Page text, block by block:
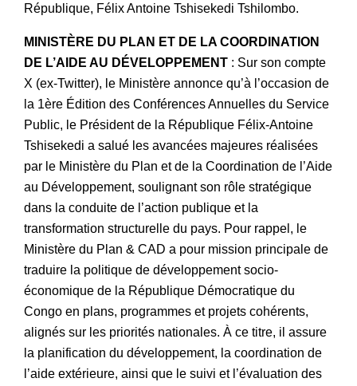
République, Félix Antoine Tshisekedi Tshilombo.
MINISTÈRE DU PLAN ET DE LA COORDINATION
DE L’AIDE AU DÉVELOPPEMENT : Sur son compte
X (ex-Twitter), le Ministère annonce qu’à l’occasion de
la 1ère Édition des Conférences Annuelles du Service
Public, le Président de la République Félix-Antoine
Tshisekedi a salué les avancées majeures réalisées
par le Ministère du Plan et de la Coordination de l’Aide
au Développement, soulignant son rôle stratégique
dans la conduite de l’action publique et la
transformation structurelle du pays. Pour rappel, le
Ministère du Plan & CAD a pour mission principale de
traduire la politique de développement socio-
économique de la République Démocratique du
Congo en plans, programmes et projets cohérents,
alignés sur les priorités nationales. À ce titre, il assure
la planification du développement, la coordination de
l’aide extérieure, ainsi que le suivi et l’évaluation des